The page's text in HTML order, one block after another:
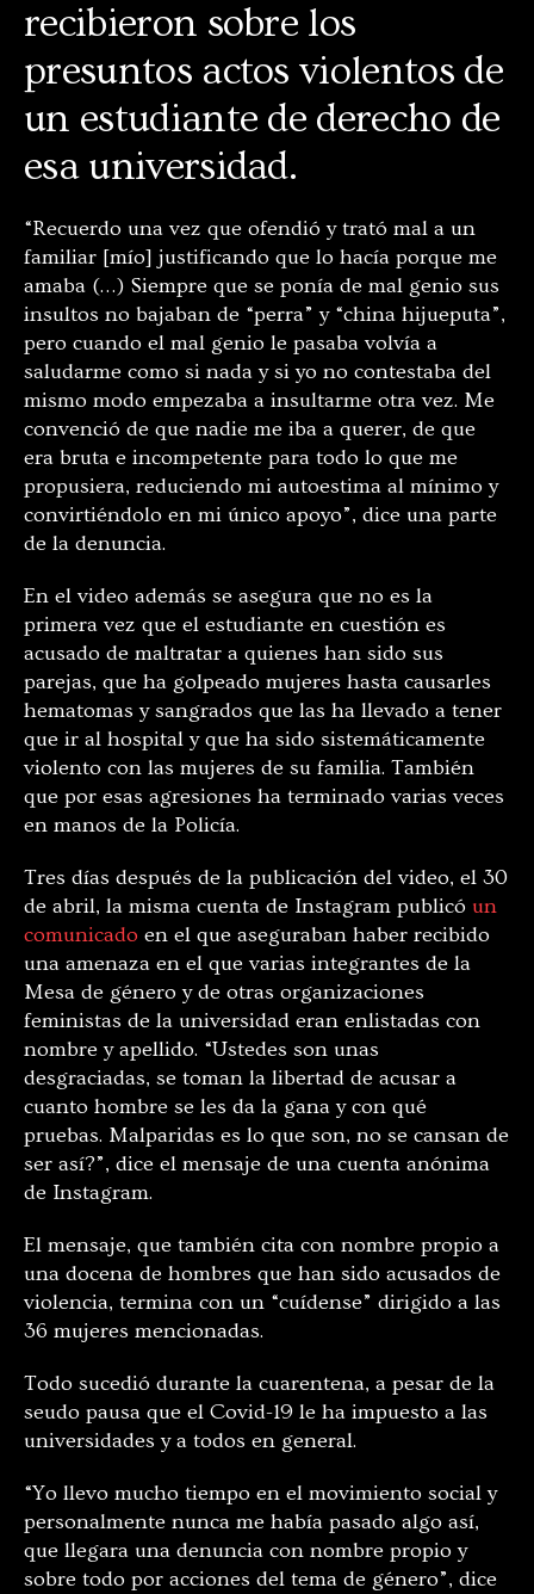
recibieron sobre los
presuntos actos violentos de
un estudiante de derecho de
esa universidad.
“Recuerdo una vez que ofendió y trató mal a un
familiar [mío] justificando que lo hacía porque me
amaba (…) Siempre que se ponía de mal genio sus
insultos no bajaban de “perra” y “china hijueputa”,
pero cuando el mal genio le pasaba volvía a
saludarme como si nada y si yo no contestaba del
mismo modo empezaba a insultarme otra vez. Me
convenció de que nadie me iba a querer, de que
era bruta e incompetente para todo lo que me
propusiera, reduciendo mi autoestima al mínimo y
convirtiéndolo en mi único apoyo”, dice una parte
de la denuncia.
En el video además se asegura que no es la
primera vez que el estudiante en cuestión es
acusado de maltratar a quienes han sido sus
parejas, que ha golpeado mujeres hasta causarles
hematomas y sangrados que las ha llevado a tener
que ir al hospital y que ha sido sistemáticamente
violento con las mujeres de su familia. También
que por esas agresiones ha terminado varias veces
en manos de la Policía.
Tres días después de la publicación del video, el 30
de abril, la misma cuenta de Instagram publicó un
comunicado en el que aseguraban haber recibido
una amenaza en el que varias integrantes de la
Mesa de género y de otras organizaciones
feministas de la universidad eran enlistadas con
nombre y apellido. “Ustedes son unas
desgraciadas, se toman la libertad de acusar a
cuanto hombre se les da la gana y con qué
pruebas. Malparidas es lo que son, no se cansan de
ser así?”, dice el mensaje de una cuenta anónima
de Instagram.
El mensaje, que también cita con nombre propio a
una docena de hombres que han sido acusados de
violencia, termina con un “cuídense” dirigido a las
36 mujeres mencionadas.
Todo sucedió durante la cuarentena, a pesar de la
seudo pausa que el Covid-19 le ha impuesto a las
universidades y a todos en general.
“Yo llevo mucho tiempo en el movimiento social y
personalmente nunca me había pasado algo así,
que llegara una denuncia con nombre propio y
sobre todo por acciones del tema de género”, dice